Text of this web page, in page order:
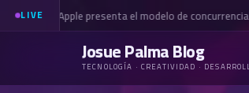
LIVE Apple presenta el modelo de
Josue Palma Blog
TECNOLOGÍA · CREATIVIDAD ·